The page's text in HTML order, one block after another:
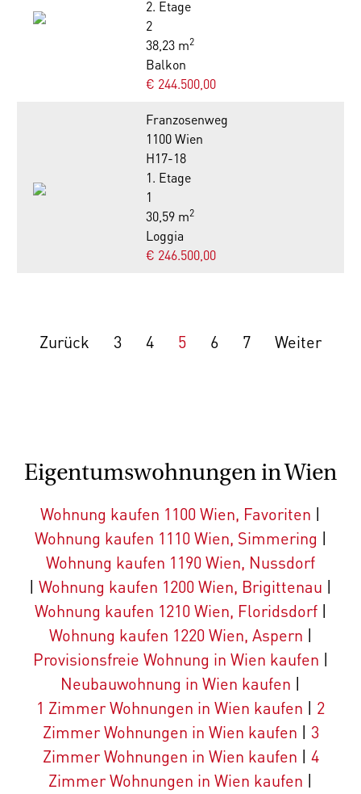
2. Etage
2
38,23 m2
Balkon
€ 244.500,00
Franzosenweg
1100 Wien
H17-18
1. Etage
1
30,59 m2
Loggia
€ 246.500,00
Zurück 3 4 5 6 7 Weiter
Eigentumswohnungen in Wien
Wohnung kaufen 1100 Wien, Favoriten |
Wohnung kaufen 1110 Wien, Simmering |
Wohnung kaufen 1190 Wien, Nussdorf
| Wohnung kaufen 1200 Wien, Brigittenau |
Wohnung kaufen 1210 Wien, Floridsdorf|
Wohnung kaufen 1220 Wien, Aspern |
Provisionsfreie Wohnung in Wien kaufen |
Neubauwohnung in Wien kaufen |
1 Zimmer Wohnungen in Wien kaufen | 2
Zimmer Wohnungen in Wien kaufen | 3
Zimmer Wohnungen in Wien kaufen | 4
Zimmer Wohnungen in Wien kaufen |